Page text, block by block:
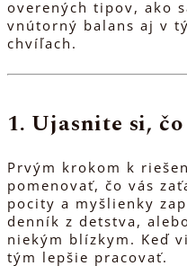
overených tipov, ako
vnútorný balans aj v
chvíľach.
1. Ujasnite si,
Prvým krokom k
pomenovať, čo vás
pocity a myšlienky
denník z detstva,
niekým blízkym. Keď
tým lepšie pracovať.